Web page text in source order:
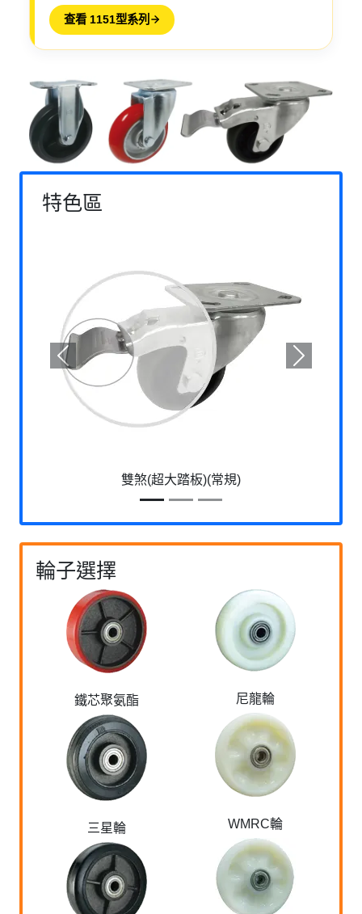
查看 1151型系列
特色區
雙煞(超大踏板)(常規)
Previous Next
輪子選擇
鐵芯聚氨酯
三星輪
尼龍輪
WMRC輪